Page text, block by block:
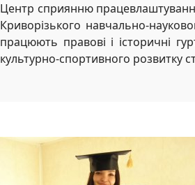
Центр сприянню
Криворізького навчально-
працюють правові і історичні
культурно-спортивного розвитку